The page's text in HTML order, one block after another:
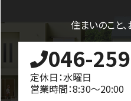
住まいのこと
046-
定休日：水曜日
営業時間：8:30～20:00